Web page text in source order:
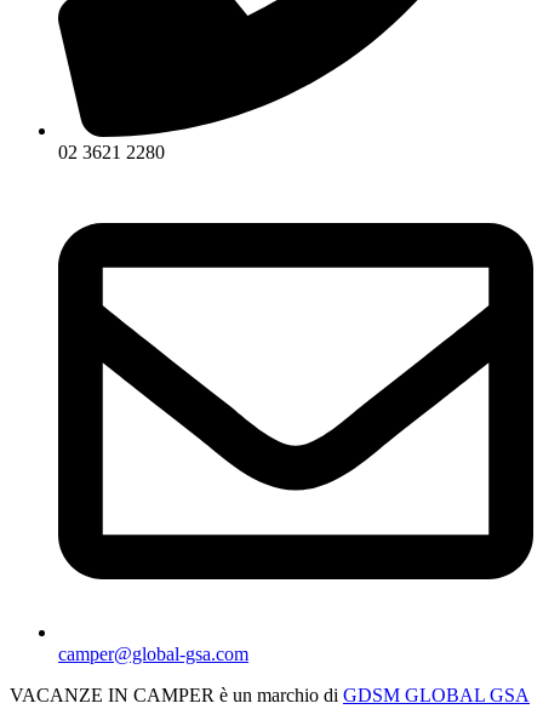
02 3621 2280
camper@global-gsa.com
VACANZE IN CAMPER è un marchio di GDSM GLOBAL GSA